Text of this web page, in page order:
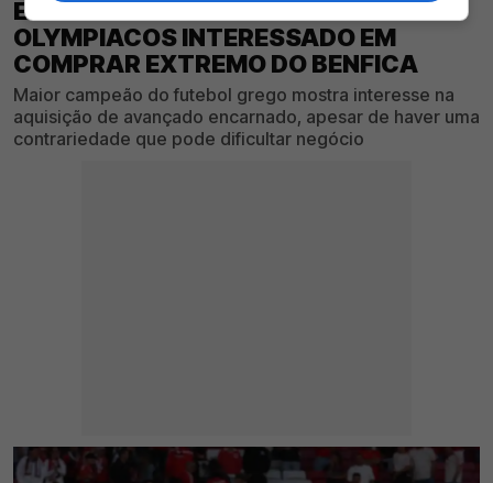
EXCLUSIVO GLORIOSO 1904 -
OLYMPIACOS INTERESSADO EM
COMPRAR EXTREMO DO BENFICA
Maior campeão do futebol grego mostra interesse na
aquisição de avançado encarnado, apesar de haver uma
contrariedade que pode dificultar negócio